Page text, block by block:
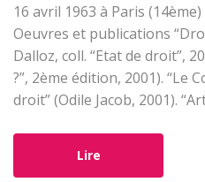
16 avril 1963 à Paris
Oeuvres et publications
Dalloz, coll. “Etat de droit”,
?”, 2ème édition, 2001). “Le
droit” (Odile Jacob, 2001).
Lire